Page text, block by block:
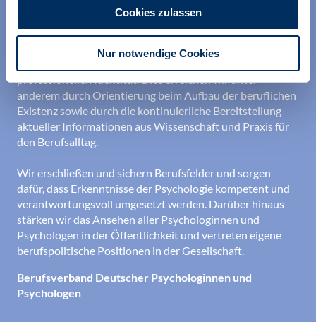
Cookies zulassen
Nur notwendige Cookies
Wir unterstützen alle Psychologinnen und Psychologen in
professionellen Identität. Dies erreichen wir unter
anderem durch Orientierung beim Aufbau der beruflichen
Existenz sowie durch die kontinuierliche Bereitstellung
aktueller Informationen aus Wissenschaft und Praxis für
den Berufsalltag.
Wir erschließen und sichern Berufsfelder und sorgen
dafür, dass Erkenntnisse der Psychologie kompetent und
verantwortungsvoll umgesetzt werden. Darüber hinaus
stärken wir das Ansehen aller Psychologinnen und
Psychologen in der Öffentlichkeit und vertreten eigene
berufspolitische Positionen in der Gesellschaft.
Berufsverband Deutscher Psychologinnen und
Psychologen